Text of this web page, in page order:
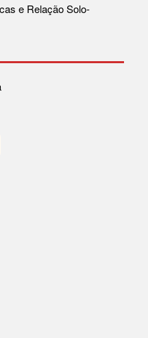
e Relação Solo-